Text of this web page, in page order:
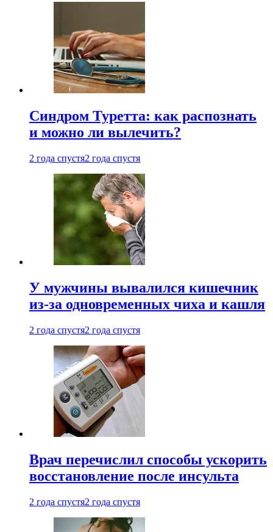
Синдром Туретта: как распознать
и можно ли вылечить?
2 года спустя2 года спустя
У мужчины вывалился кишечник
из-за одновременных чиха и кашля
2 года спустя2 года спустя
Врач перечислил способы ускорить
восстановление после инсульта
2 года спустя2 года спустя